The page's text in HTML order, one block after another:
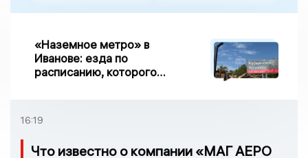
«Наземное метро» в
Иванове: езда по
расписанию, которого
16:19
Что известно о компании «МАГ АЕРО